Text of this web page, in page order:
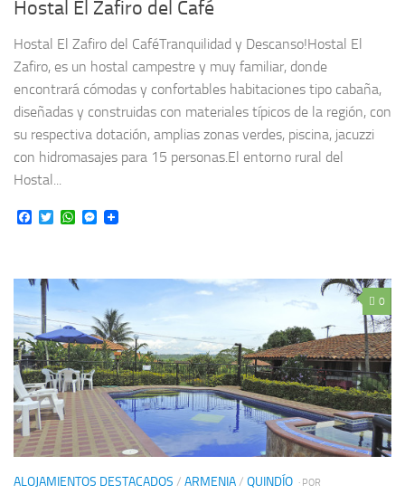
Hostal El Zafiro del Café
Hostal El Zafiro del CaféTranquilidad y Descanso!Hostal El
Zafiro, es un hostal campestre y muy familiar, donde
encontrará cómodas y confortables habitaciones tipo cabaña,
diseñadas y construidas con materiales típicos de la región, con
su respectiva dotación, amplias zonas verdes, piscina, jacuzzi
con hidromasajes para 15 personas.El entorno rural del
Hostal...
Facebook
TwitterWhatsApp
Messenger
0
ALOJAMIENTOS DESTACADOS / ARMENIA/ QUINDÍO · POR